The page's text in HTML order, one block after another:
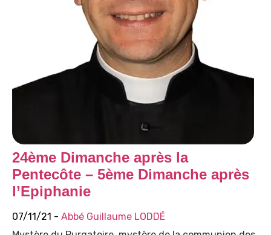
24ème Dimanche après la
Pentecôte – 5ème Dimanche après
l’Epiphanie
07/11/21 - Abbé Guillaume LODDÉ